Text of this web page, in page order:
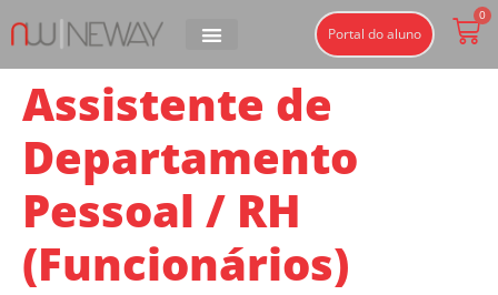
Portal do aluno
0
Assistente de
Departamento
Pessoal / RH
(Funcionários)